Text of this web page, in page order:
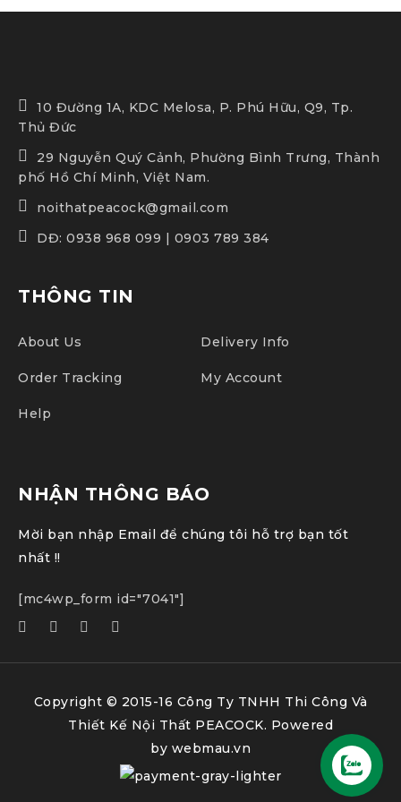
10 Đường 1A, KDC Melosa, P. Phú Hữu, Q9, Tp.
Thủ Đức
29 Nguyễn Quý Cảnh, Phường Bình Trưng, Thành
phố Hồ Chí Minh, Việt Nam.
noithatpeacock@gmail.com
DĐ: 0938 968 099 | 0903 789 384
THÔNG TIN
About Us Delivery Info
Order Tracking My Account
Help
NHẬN THÔNG BÁO
Mời bạn nhập Email để chúng tôi hỗ trợ bạn tốt
nhất !!
[mc4wp_form id="7041"]
Copyright © 2015-16 Công Ty TNHH Thi Công Và
Thiết Kế Nội Thất PEACOCK. Powered
by webmau.vn